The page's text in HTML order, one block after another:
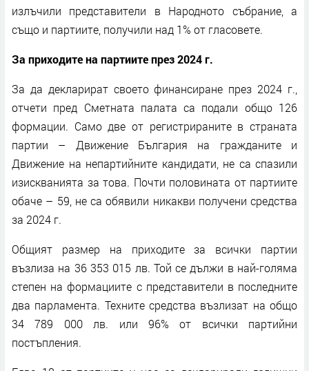
излъчили представители в Народното събрание, а
също и партиите, получили над 1% от гласовете.
За приходите на партиите през 2024 г.
За да декларират своето финансиране през 2024 г.,
отчети пред Сметната палата са подали общо 126
формации. Само две от регистрираните в страната
партии – Движение България на гражданите и
Движение на непартийните кандидати, не са спазили
изискванията за това. Почти половината от партиите
обаче – 59, не са обявили никакви получени средства
за 2024 г.
Общият размер на приходите за всички партии
възлиза на 36 353 015 лв. Той се дължи в най-голяма
степен на формациите с представители в последните
два парламента. Техните средства възлизат на общо
34 789 000 лв. или 96% от всички партийни
постъпления.